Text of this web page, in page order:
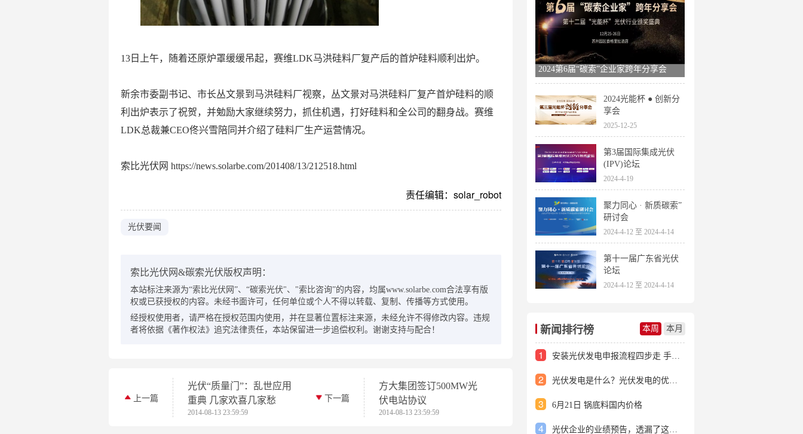
13日上午，随着还原炉罩缓缓吊起，赛维LDK马洪硅料厂复产后的首炉硅料顺利出炉。
新余市委副书记、市长丛文景到马洪硅料厂视察，丛文景对马洪硅料厂复产首炉硅料的顺
利出炉表示了祝贺，并勉励大家继续努力，抓住机遇，打好硅料和全公司的翻身战。赛维
LDK总裁兼CEO佟兴雪陪同并介绍了硅料厂生产运营情况。
索比光伏网 https://news.solarbe.com/201408/13/212518.html
责任编辑：solar_robot
光伏要闻
索比光伏网&碳索光伏版权声明：
本站标注来源为“索比光伏网”、“碳索光伏"、"索比咨询”的内容，均属www.solarbe.com合法享有版
权或已获授权的内容。未经书面许可，任何单位或个人不得以转载、复制、传播等方式使用。
经授权使用者，请严格在授权范围内使用，并在显著位置标注来源，未经允许不得修改内容。违规
者将依据《著作权法》追究法律责任，本站保留进一步追偿权利。谢谢支持与配合！
上一篇
光伏“质量门”：乱世应用
重典 几家欢喜几家愁
2014-08-13 23:59:59
下一篇
方大集团签订500MW光
伏电站协议
2014-08-13 23:59:59
2024第6届“碳索”企业家跨年分享会
2024光能杯 ● 创新分
享会
2025-12-25
第3届国际集成光伏
(IPV)论坛
2024-4-19
聚力同心 · 新质碳索”
研讨会
2024-4-12 至 2024-4-14
第十一届广东省光伏
论坛
2024-4-12 至 2024-4-14
新闻排行榜 本周 本月
1 安装光伏发电申报流程四步走 手把手教你装起光伏电站
2 光伏发电是什么？光伏发电的优缺点有哪些？
3 6月21日 锅底料国内价格
4 光伏企业的业绩预告，透漏了这些信号